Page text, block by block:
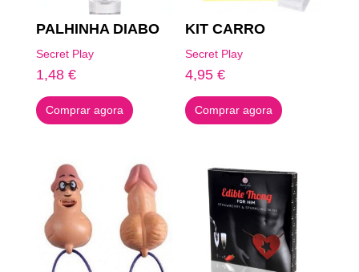
PALHINHA DIABO
Secret Play
1,48 €
Comprar agora
KIT CARRO
Secret Play
4,95€
Comprar agora